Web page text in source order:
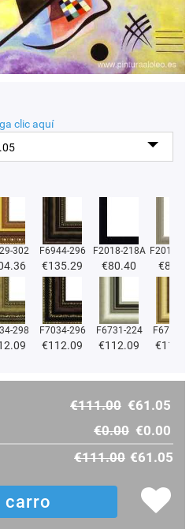
clic aquí
302 F6944-296
€135.29
F2018-218A
€80.40
F2018-
€80.40
298 F7034-296
€112.09
F6731-224
€112.09
F6731-
€
€111.00 €61.05
€0.00 €0.00
€111.00 €61.05